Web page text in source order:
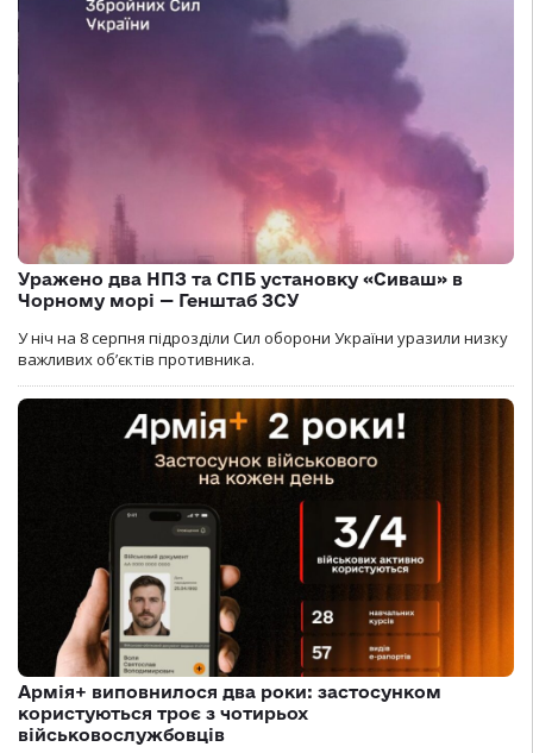
Уражено два НПЗ та СПБ установку «Сиваш» в
Чорному морі — Генштаб ЗСУ
У ніч на 8 серпня підрозділи Сил оборони України уразили низку
важливих об’єктів противника.
Армія+ виповнилося два роки: застосунком
користуються троє з чотирьох
військовослужбовців